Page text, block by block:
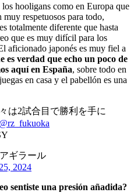
hooligans como en Europa que
respetuosos para todo,
totalmente diferente que hasta
que es muy difícil para los
aficionado japonés es muy fiel a
es verdad que echo un poco de
aquí en España, sobre todo en
en casa y el pabellón es una
は2試合目で勝利を手に
@rz_fukuoka
ギラール
2024
sentiste una presión añadida?